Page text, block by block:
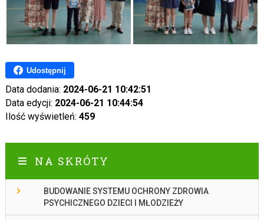
Udostępnij
Data dodania: 2024-06-21 10:42:51
Data edycji: 2024-06-21 10:44:54
Ilość wyświetleń: 459
NA SKRÓTY
BUDOWANIE SYSTEMU OCHRONY ZDROWIA
PSYCHICZNEGO DZIECI I MŁODZIEŻY